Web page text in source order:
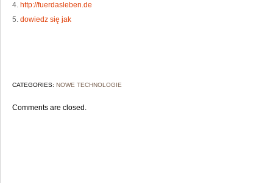
4. http://fuerdasleben.de
5. dowiedz się jak
CATEGORIES: NOWE TECHNOLOGIE
Comments are closed.